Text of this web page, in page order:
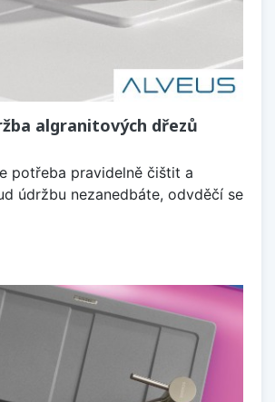
algranitových dřezů
potřeba pravidelně čištit a
údržbu nezanedbáte, odvděčí se